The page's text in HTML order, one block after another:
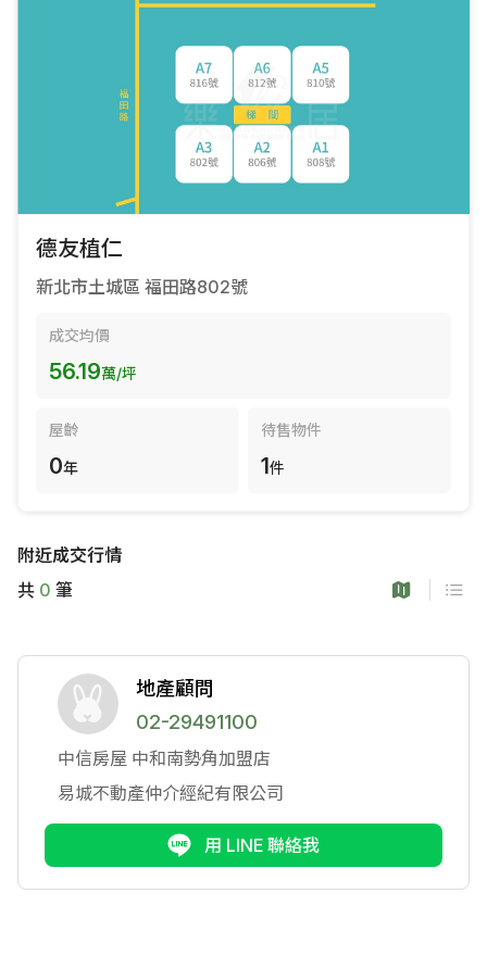
德友植仁
新北市土城區 福田路802號
成交均價
56.19萬/坪
屋齡
0年
待售物件
1件
附近成交行情
共 0 筆
地產顧問
02-29491100
中信房屋 中和南勢角加盟店
易城不動產仲介經紀有限公司
用 LINE 聯絡我